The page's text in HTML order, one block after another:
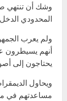
وشك أن تنتهي
المحدودي
ولم يعرب
أنهم يسيطرون
يحتاجون إلى
ويحاول
مساعدتهم في